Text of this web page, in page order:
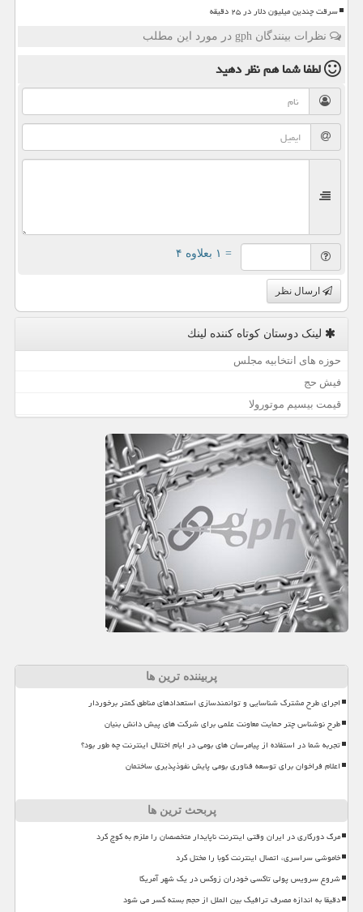
سرقت چندین میلیون دلار در ۲۵ دقیقه
نظرات بینندگان gph در مورد این مطلب
لطفا شما همنظر دهید
= ۱ بعلاوه ۴
ارسال نظر
لینک دوستان كوتاه كننده لینك
حوزه های انتخابیه مجلس
فیش حج
قیمت بیسیم موتورولا
پربیننده ترین ها
اجرای طرح مشترک شناسایی و توانمندسازی استعدادهای مناطق کمتر برخوردار
طرح نوشناس چتر حمایت معاونت علمی برای شرکت های پیش دانش بنیان
تجربه شما در استفاده از پیامرسان های بومی در ایام اختلال اینترنت چه طور بود؟
اعلام فراخوان برای توسعه فناوری بومی پایش نفوذپذیری ساختمان
پربحث ترین ها
مرگ دورکاری در ایران وقتی اینترنت ناپایدار متخصصان را ملزم به کوچ کرد
خاموشی سراسری، اتصال اینترنت کوبا را مختل کرد
شروع سرویس پولی تاکسی خودران زوکس در یک شهر آمریکا
دقیقا به اندازه مصرف ترافیک بین الملل از حجم بسته کسر می شود